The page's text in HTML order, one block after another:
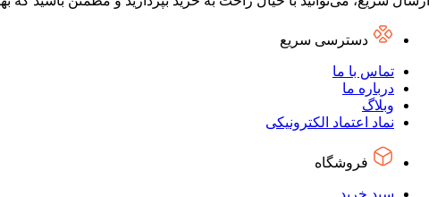
دسترسی سریع
تماس با ما
درباره ما
وبلاگ
نماد اعتماد الکترونیکی
فروشگاه